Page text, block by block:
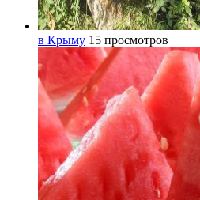
в Крыму 15 просмотров